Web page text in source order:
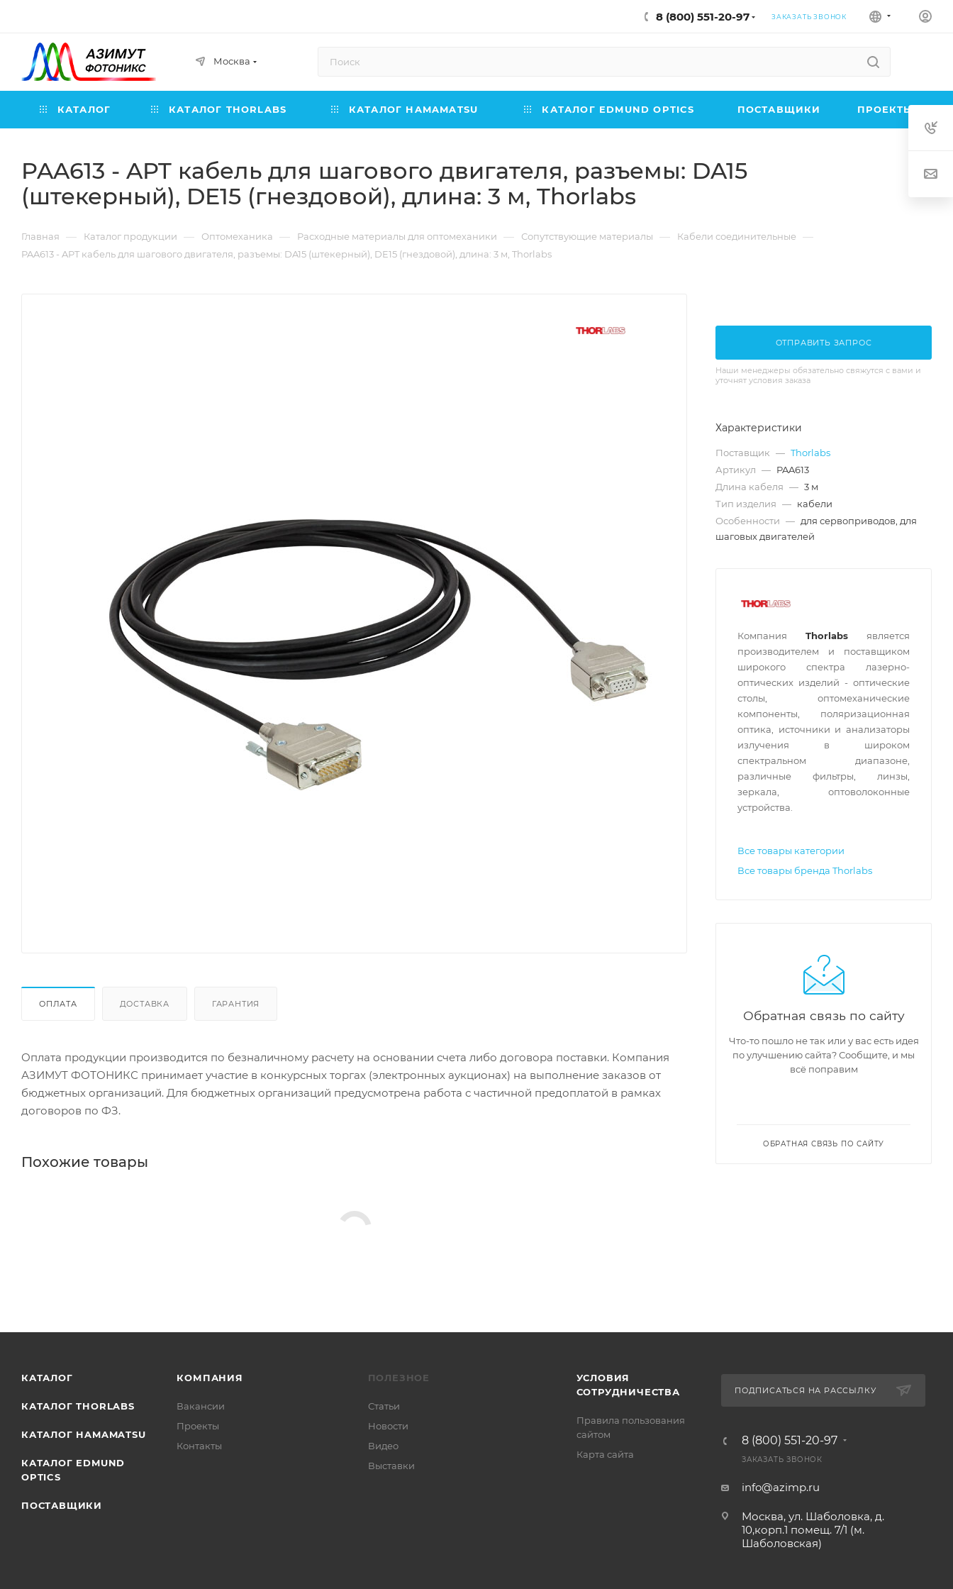
8 (800) 551-20-97 ЗАКАЗАТЬ ЗВОНОК
Москва
КАТАЛОГ КАТАЛОГ THORLABS КАТАЛОГ HAMAMATSU КАТАЛОГ EDMUND OPTICS ПОСТАВЩИКИ ПРОЕКТЫ
PAA613 - APT кабель для шагового двигателя, разъемы: DA15
(штекерный), DE15 (гнездовой), длина: 3 м, Thorlabs
Главная — Каталог продукции — Оптомеханика — Расходные материалы для оптомеханики — Сопутствующие материалы — Кабели соединительные —
PAA613 - APT кабель для шагового двигателя, разъемы: DA15 (штекерный), DE15 (гнездовой), длина: 3 м, Thorlabs
ОПЛАТА ДОСТАВКА ГАРАНТИЯ
Оплата продукции производится по безналичному расчету на основании счета либо договора поставки. Компания
АЗИМУТ ФОТОНИКС принимает участие в конкурсных торгах (электронных аукционах) на выполнение заказов от
бюджетных организаций. Для бюджетных организаций предусмотрена работа с частичной предоплатой в рамках
договоров по ФЗ.
Похожие товары
ОТПРАВИТЬ ЗАПРОС
Наши менеджеры обязательно свяжутся с вами и
уточнят условия заказа
Характеристики
Поставщик — Thorlabs
Артикул — PAA613
Длина кабеля — 3 м
Тип изделия — кабели
Особенности — для сервоприводов, для
шаговых двигателей
Компания Thorlabs является
производителем и поставщиком
широкого спектра лазерно-
оптических изделий - оптические
столы, оптомеханические
компоненты, поляризационная
оптика, источники и анализаторы
излучения в широком
спектральном диапазоне,
различные фильтры, линзы,
зеркала, оптоволоконные
устройства.
Все товары категории
Все товары бренда Thorlabs
Обратная связь по сайту
Что-то пошло не так или у вас есть идея
по улучшению сайта? Сообщите, и мы
всё поправим
ОБРАТНАЯ СВЯЗЬ ПО САЙТУ
КАТАЛОГ
КАТАЛОГ THORLABS
КАТАЛОГ HAMAMATSU
КАТАЛОГ EDMUND
OPTICS
ПОСТАВЩИКИ
КОМПАНИЯ
Вакансии
Проекты
Контакты
ПОЛЕЗНОЕ
Статьи
Новости
Видео
Выставки
УСЛОВИЯ
СОТРУДНИЧЕСТВА
Правила пользования
сайтом
Карта сайта
ПОДПИСАТЬСЯ НА РАССЫЛКУ
8 (800) 551-20-97
ЗАКАЗАТЬ ЗВОНОК
info@azimp.ru
Москва, ул. Шаболовка, д.
10,корп.1 помещ. 7/1 (м.
Шаболовская)